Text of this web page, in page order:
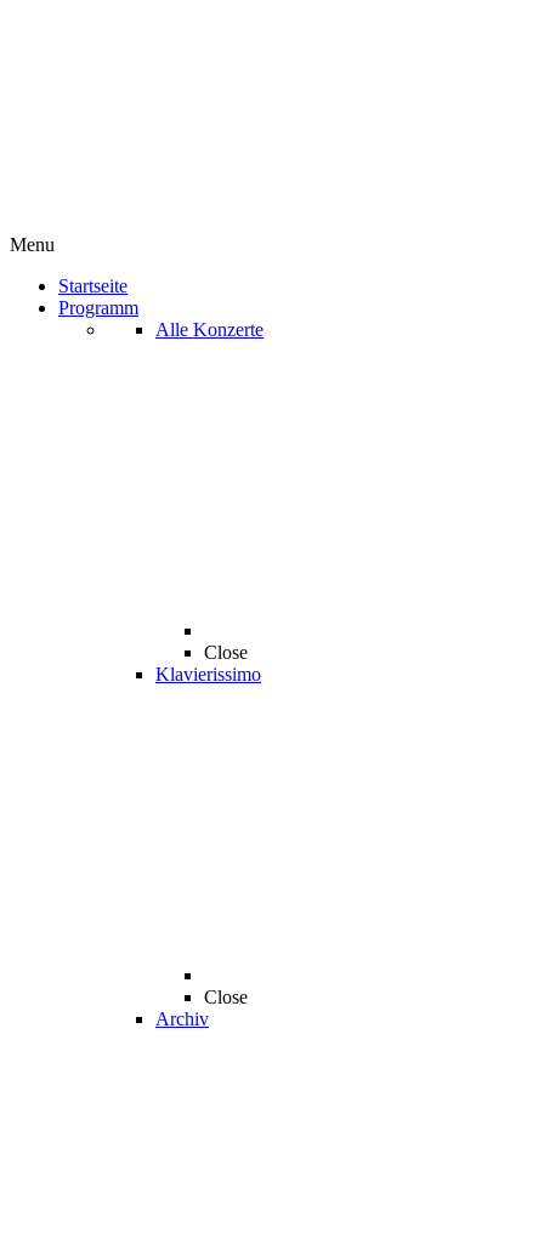
Menu
Startseite
Programm
Alle Konzerte
Close
Klavierissimo
Close
Archiv